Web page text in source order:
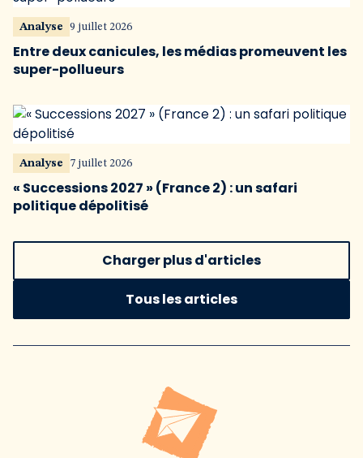
Analyse 9 juillet 2026
Entre deux canicules, les médias promeuvent les
super-pollueurs
Analyse 7 juillet 2026
« Successions 2027 » (France 2) : un safari
politique dépolitisé
Charger plus d'articles
Tous les articles